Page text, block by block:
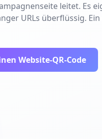
leitet. Es
URLs überflüssig.
Website-QR-Code